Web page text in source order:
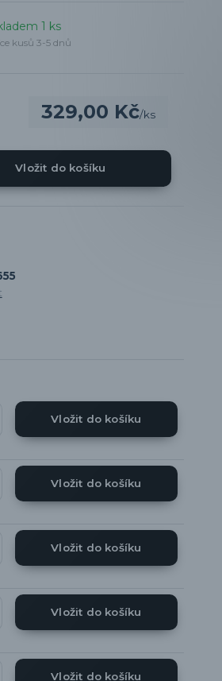
1 ks
kusů 3-5 dnů
329,00 Kč/ks
Vložit do košíku
Vložit do košíku
Vložit do košíku
Vložit do košíku
Vložit do košíku
Vložit do košíku